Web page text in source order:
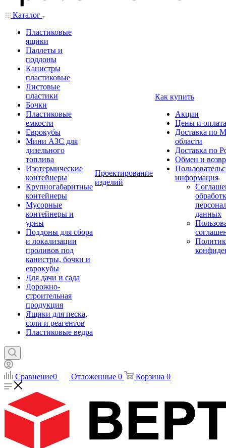
Каталог
Пластиковые
ящики
Паллеты и
поддоны
Канистры
пластиковые
Листовые
пластики
Бочки
Пластиковые
емкости
Еврокубы
Мини АЗС для
дизельного
топлива
Изотермические
контейнеры
Крупногабаритные
контейнеры
Мусорные
контейнеры и
урны
Поддоны для сбора
и локализации
проливов под
канистры, бочки и
еврокубы
Для дачи и сада
Дорожно-
строительная
продукция
Ящики для песка,
соли и реагентов
Пластиковые ведра
Проектирование
изделий
Как купить
Акции
Цены и оплата
Доставка по
области
Доставка по
Обмен и
информация
данных
Сравнение0 Отложенные 0 Корзина 0